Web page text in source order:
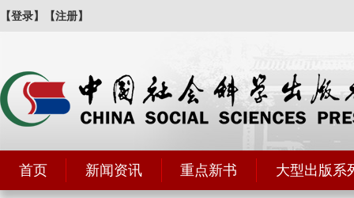
【登录】 【注册】
首页 新闻资讯 重点新书 大型出版系